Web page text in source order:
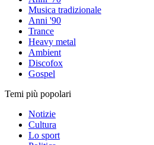
Musica tradizionale
Anni '90
Trance
Heavy metal
Ambient
Discofox
Gospel
Temi più popolari
Notizie
Cultura
Lo sport